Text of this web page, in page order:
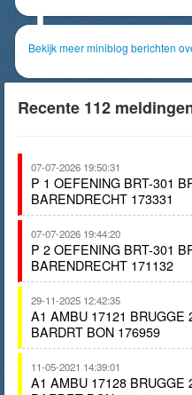
Bekijk meer miniblog berichten
Recente 112
07-07-2026 19:50:31
P 1 OEFENING BRT-301
BARENDRECHT 173331
07-07-2026 19:44:20
P 2 OEFENING BRT-301
BARENDRECHT 171132
29-11-2025 12:42:35
A1 AMBU 17121 BRUGGE
BARDRT BON 176959
11-05-2021 14:39:01
A1 AMBU 17128 BRUGGE